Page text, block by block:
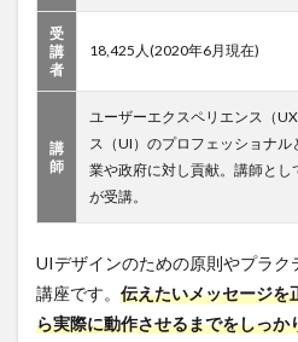
UXデ
ン基
礎入
5.2
UX &
Web Design
Strategy,
Design,
Development
受
講
者
18,425人(2020年6月現在)
講
師
ユーザーエクスペリエンス（
ス（UI）のプロフェッショナ
業や政府に対し貢献。講師と
が受講。
UIデザインのための原則やプラク
講座です。 伝えたいメッセージを
ら実際に動作させるまでをしっか